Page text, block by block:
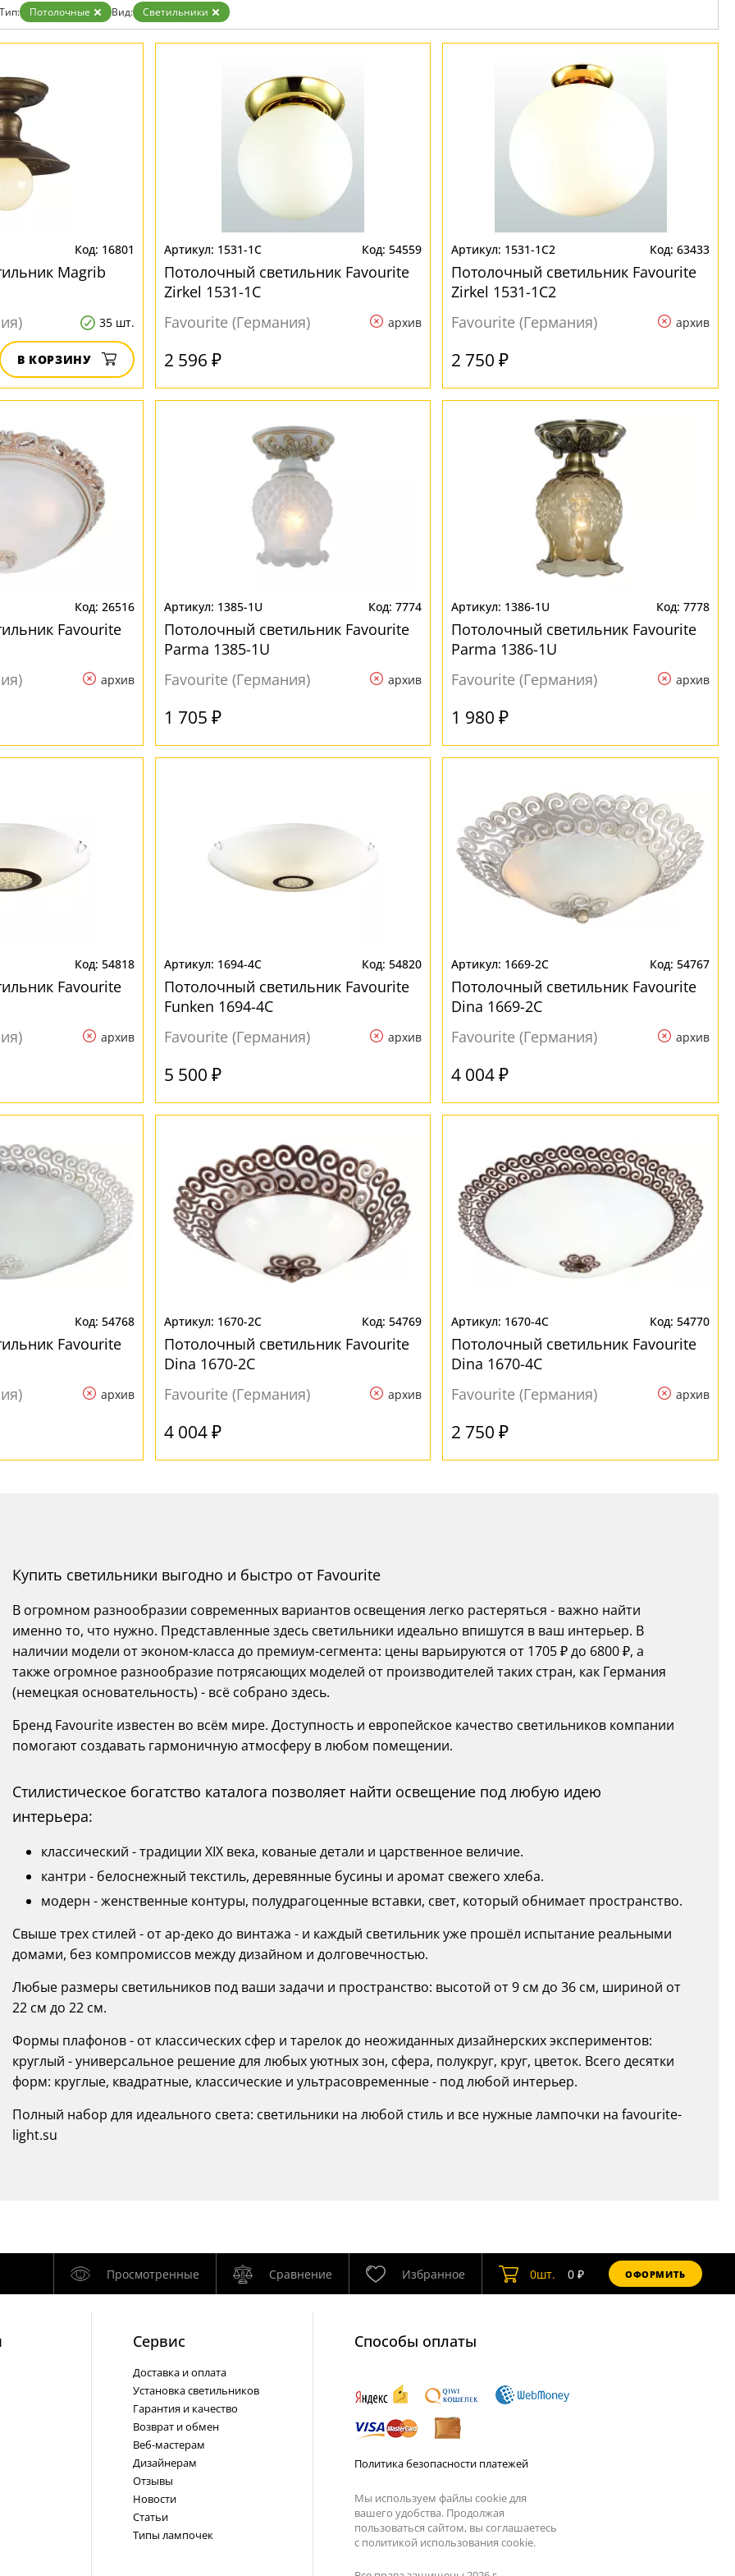
Бронза
Золото
Прозрачные
Тип: Потолочные Вид: Светильники
16801
Magrib
35 шт.
В КОРЗИНУ
1531-1C 54559
Потолочный светильник Favourite
Zirkel 1531-1C
Favourite (Германия)
архив
2 596 ₽
1531-1C2 63433
Потолочный светильник Favourite
Zirkel 1531-1C2
Favourite (Германия)
архив
2 750 ₽
26516
Favourite
архив
1385-1U 7774
Потолочный светильник Favourite
Parma 1385-1U
Favourite (Германия)
архив
1 705 ₽
1386-1U 7778
Потолочный светильник Favourite
Parma 1386-1U
Favourite (Германия)
архив
1 980 ₽
54818
Favourite
архив
1694-4C 54820
Потолочный светильник Favourite
Funken 1694-4C
Favourite (Германия)
архив
5 500 ₽
1669-2C 54767
Потолочный светильник Favourite
Dina 1669-2C
Favourite (Германия)
архив
4 004 ₽
54768
Favourite
архив
1670-2C 54769
Потолочный светильник Favourite
Dina 1670-2C
Favourite (Германия)
архив
4 004 ₽
1670-4C 54770
Потолочный светильник Favourite
Dina 1670-4C
Favourite (Германия)
архив
2 750 ₽
Купить светильники выгодно и быстро от Favourite
В огромном разнообразии современных вариантов освещения легко растеряться - важно найти
именно то, что нужно. Представленные здесь светильники идеально впишутся в ваш интерьер. В
наличии модели от эконом-класса до премиум-сегмента: цены варьируются от 1705 ₽ до 6800 ₽, а
также огромное разнообразие потрясающих моделей от производителей таких стран, как Германия
(немецкая основательность) - всё собрано здесь.
Бренд Favourite известен во всём мире. Доступность и европейское качество светильников компании
помогают создавать гармоничную атмосферу в любом помещении.
Стилистическое богатство каталога позволяет найти освещение под любую идею
интерьера:
классический - традиции XIX века, кованые детали и царственное величие.
кантри - белоснежный текстиль, деревянные бусины и аромат свежего хлеба.
модерн - женственные контуры, полудрагоценные вставки, свет, который обнимает пространство.
Свыше трех стилей - от ар-деко до винтажа - и каждый светильник уже прошёл испытание реальными
домами, без компромиссов между дизайном и долговечностью.
Любые размеры светильников под ваши задачи и пространство: высотой от 9 см до 36 см, шириной от
22 см до 22 см.
Формы плафонов - от классических сфер и тарелок до неожиданных дизайнерских экспериментов:
круглый - универсальное решение для любых уютных зон, сфера, полукруг, круг, цветок. Всего десятки
форм: круглые, квадратные, классические и ультрасовременные - под любой интерьер.
Полный набор для идеального света: светильники на любой стиль и все нужные лампочки на favourite-
light.su
Просмотренные Сравнение Избранное 0шт. 0₽ ОФОРМИТЬ
Cервис
Доставка и оплата
Установка светильников
Гарантия и качество
Возврат и обмен
Веб-мастерам
Дизайнерам
Отзывы
Новости
Статьи
Типы лампочек
Способы оплаты
Политика безопасности платежей
Мы используем файлы cookie для
вашего удобства. Продолжая
пользоваться сайтом, вы соглашаетесь
с политикой использования cookie.